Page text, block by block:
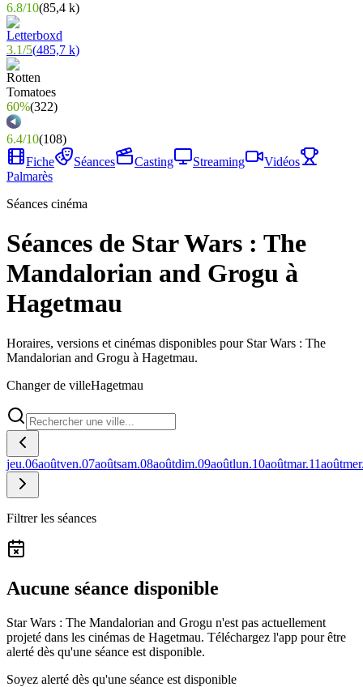
6.8/10(85,4 k)
3.1/5(485,7 k)
60%(322)
6.4/10(108)
Fiche
Séances Casting Streaming
Vidéos
Palmarès
Séances cinéma
Séances de Star Wars : The
Mandalorian and Grogu à
Hagetmau
Horaires, versions et cinémas disponibles pour Star Wars : The
Mandalorian and Grogu à Hagetmau.
Changer de villeHagetmau
jeu.06aoûtven.07aoûtsam.08aoûtdim.09aoûtlun.10aoûtmar.11août
Filtrer les séances
Aucune séance disponible
Star Wars : The Mandalorian and Grogu n'est pas actuellement
projeté dans les cinémas de Hagetmau. Téléchargez l'app pour être
alerté dès qu'une séance est disponible.
Soyez alerté dès qu'une séance est disponible